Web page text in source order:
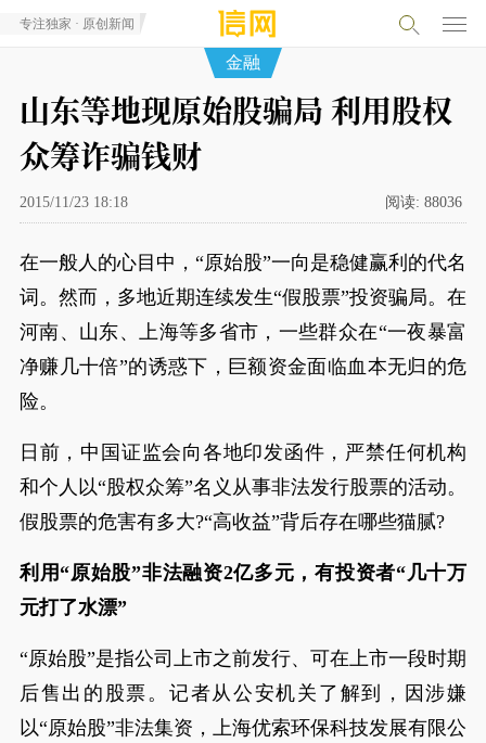
专注独家 · 原创新闻
金融
山东等地现原始股骗局 利用股权
众筹诈骗钱财
2015/11/23 18:18 阅读: 88036
在一般人的心目中，“原始股”一向是稳健赢利的代名
词。然而，多地近期连续发生“假股票”投资骗局。在
河南、山东、上海等多省市，一些群众在“一夜暴富
净赚几十倍”的诱惑下，巨额资金面临血本无归的危
险。
日前，中国证监会向各地印发函件，严禁任何机构
和个人以“股权众筹”名义从事非法发行股票的活动。
假股票的危害有多大?“高收益”背后存在哪些猫腻?
利用“原始股”非法融资2亿多元，有投资者“几十万
元打了水漂”
“原始股”是指公司上市之前发行、可在上市一段时期
后售出的股票。记者从公安机关了解到，因涉嫌
以“原始股”非法集资，上海优索环保科技发展有限公